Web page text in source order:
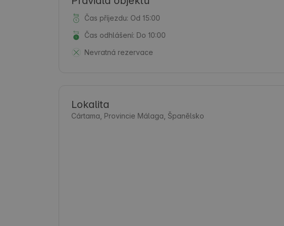
Čas příjezdu: Od 15:00
Čas odhlášení: Do 10:00
Nevratná rezervace
Lokalita
Cártama, Provincie Málaga, Španělsko